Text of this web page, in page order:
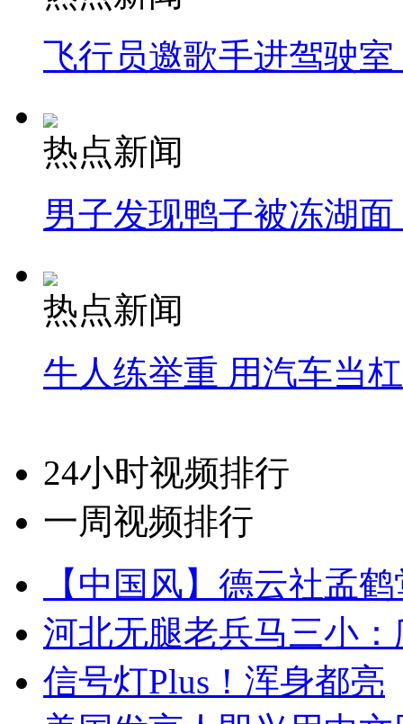
飞行员邀歌手进驾驶
热点新闻
男子发现鸭子被冻湖
热点新闻
牛人练举重 用汽车当
24小时视频排行
一周视频排行
【中国风】德云社孟
河北无腿老兵马三小
信号灯Plus！浑身都亮